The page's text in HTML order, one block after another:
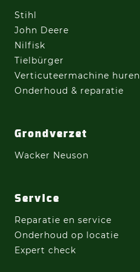
Stihl
John Deere
Nilfisk
Tielbürger
Verticuteermachine huren
Onderhoud & reparatie
Grondverzet
Wacker Neuson
Service
Reparatie en service
Onderhoud op locatie
Expert check